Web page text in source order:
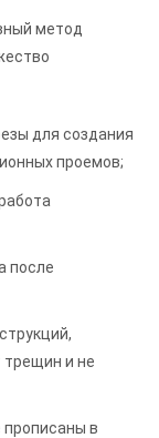
метод
для создания
проемов;
после
трещин и не
в